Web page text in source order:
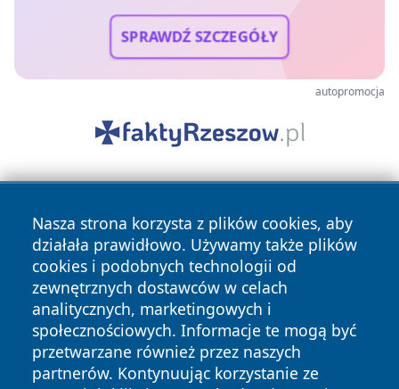
SPRAWDŹ SZCZEGÓŁY
autopromocja
Nasza strona korzysta z plików cookies, aby
działała prawidłowo. Używamy także plików
cookies i podobnych technologii od
zewnętrznych dostawców w celach
analitycznych, marketingowych i
społecznościowych. Informacje te mogą być
przetwarzane również przez naszych
partnerów. Kontynuując korzystanie ze
Copyright © 2026 radomski24.pl Wszystkie prawa
zastrzeżone.
News Autorzy
Polityka
Polityka